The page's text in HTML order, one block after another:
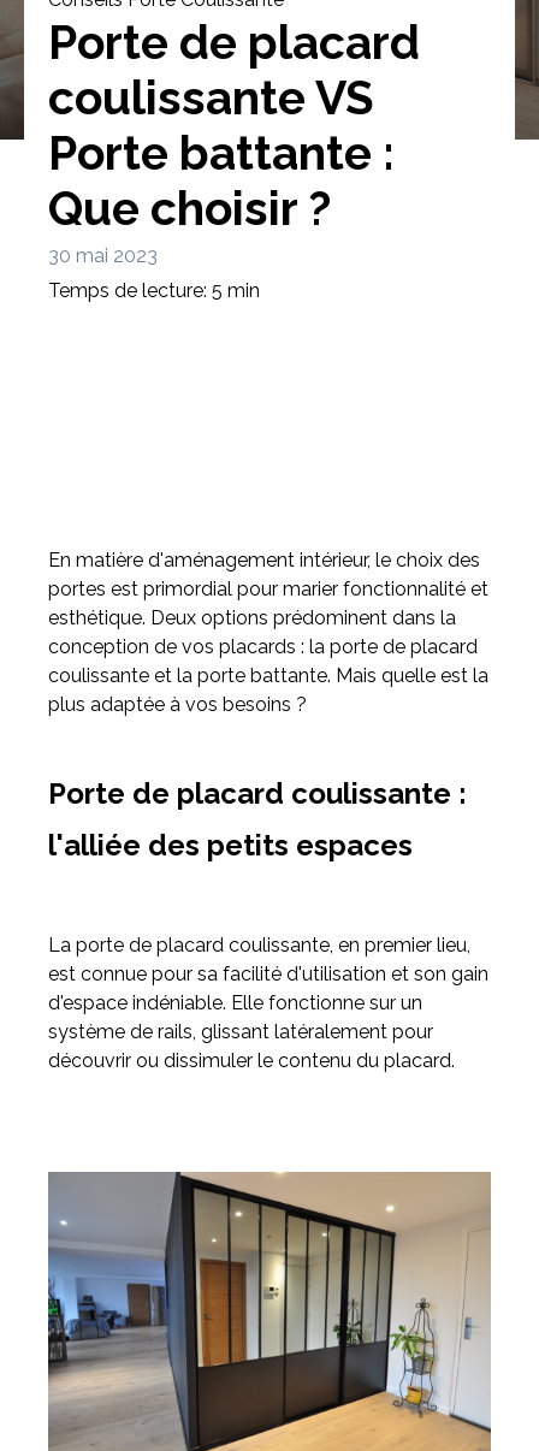
Inspirez-vous du catalogue
Personnalisez nos modèles pour créer le meuble qui vous
ressemble.
Bibliothèque Meuble tv
Meuble d'angle
Porte de placard
coulissante VS
Porte battante :
Que choisir ?
30 mai 2023
Temps de lecture: 5 min
En matière d'aménagement intérieur, le choix des
portes est primordial pour marier fonctionnalité et
esthétique. Deux options prédominent dans la
conception de vos placards : la porte de placard
coulissante et la porte battante. Mais quelle est la
plus adaptée à vos besoins ?
Porte de placard coulissante :
l'alliée des petits espaces
La porte de placard coulissante, en premier lieu,
est connue pour sa facilité d'utilisation et son gain
d'espace indéniable. Elle fonctionne sur un
système de rails, glissant latéralement pour
découvrir ou dissimuler le contenu du placard.